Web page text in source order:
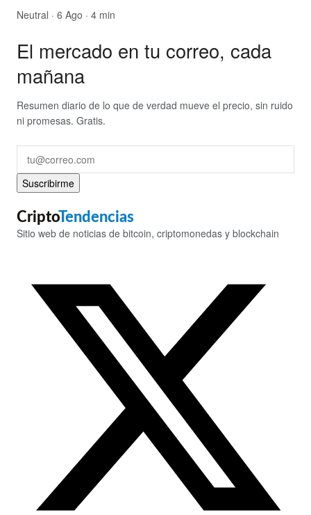
Neutral · 6 Ago · 4 min
El mercado en tu correo, cada
mañana
Resumen diario de lo que de verdad mueve el precio, sin ruido
ni promesas. Gratis.
Suscribirme
CriptoTendencias
Sitio web de noticias de bitcoin, criptomonedas y blockchain